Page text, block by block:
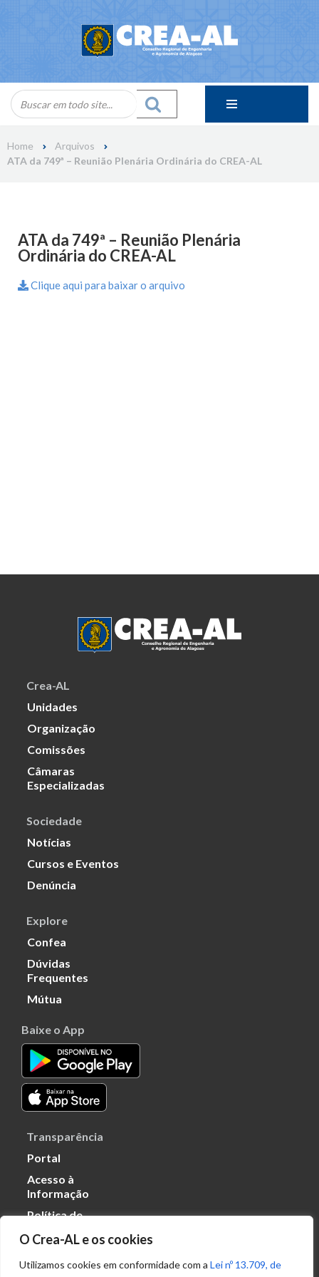
O Crea-AL e os cookies
Utilizamos cookies em conformidade com a Lei nº 13.709, de
Home
Arquivos
ATA da 749ª – Reunião Plenária Ordinária do CREA-AL
ATA da 749ª – Reunião Plenária
Ordinária do CREA-AL
Clique aqui para baixar o arquivo
Crea-AL
Unidades
Organização
Comissões
Câmaras
Especializadas
Sociedade
Notícias
Cursos e Eventos
Denúncia
Explore
Confea
Dúvidas
Frequentes
Mútua
Baixe o App
Transparência
Portal
Acesso à
Informação
Política de
Dados